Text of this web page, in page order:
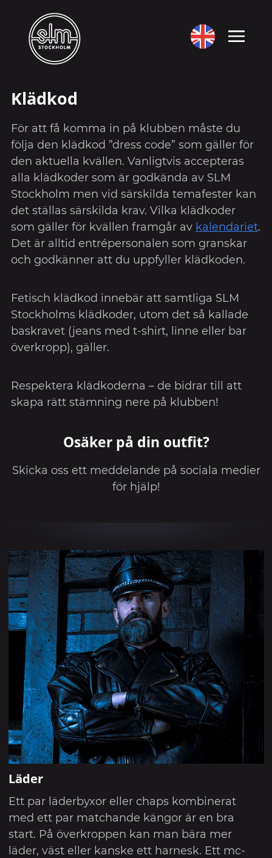
Klädkod
För att få komma in på klubben måste du
följa den klädkod ”dress code” som gäller för
den aktuella kvällen. Vanligtvis accepteras
alla klädkoder som är godkända av SLM
Stockholm men vid särskilda temafester kan
det ställas särskilda krav. Vilka klädkoder
som gäller för kvällen framgår av kalendariet.
Det är alltid entrépersonalen som granskar
och godkänner att du uppfyller klädkoden.
Fetisch klädkod innebär att samtliga SLM
Stockholms klädkoder, utom det så kallade
baskravet (jeans med t-shirt, linne eller bar
överkropp), gäller.
Respektera klädkoderna – de bidrar till att
skapa rätt stämning nere på klubben!
Osäker på din outfit?
Skicka oss ett meddelande på sociala medier
för hjälp!
Läder
Ett par läderbyxor eller chaps kombinerat
med ett par matchande kängor är en bra
start. På överkroppen kan man bära mer
läder, väst eller kanske ett harnesk. Ett mc-